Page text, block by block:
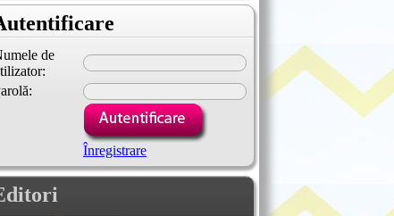
de
Înregistrare